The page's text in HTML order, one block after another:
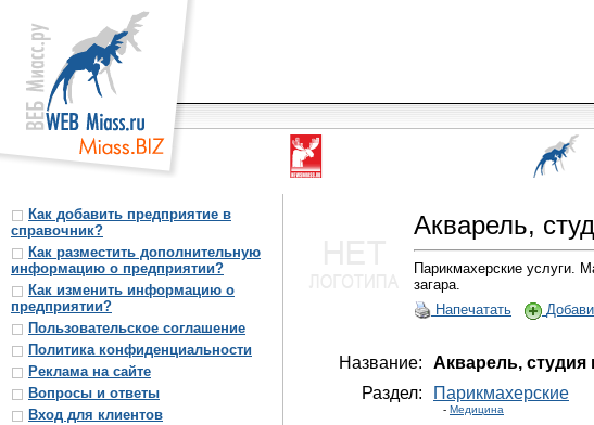
Как добавить предприятие в
справочник?
Как разместить дополнительную
информацию о предприятии?
Как изменить информацию о
предприятии?
Пользовательское соглашение
Политика конфиденциальности
Реклама на сайте
Вопросы и ответы
Вход для клиентов
Акварель,
Парикмахерские услуги.
загара.
Напечатать
Название:
Акварель, cтудия
Раздел:
Парикмахерские
- Медицина